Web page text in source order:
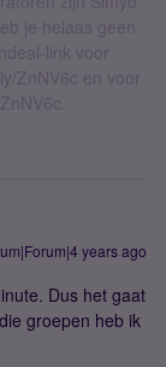
je helaas geen
link voor
ZnNV6c en voor
years ago
Dus het gaat
groepen heb ik